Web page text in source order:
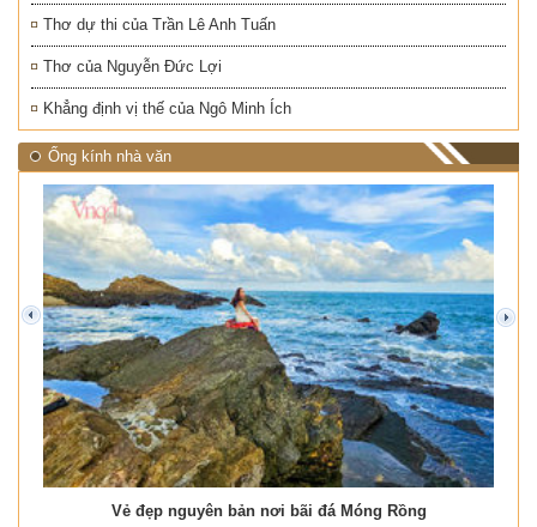
Thơ dự thi của Trần Lê Anh Tuấn
Thơ của Nguyễn Đức Lợi
Khẳng định vị thế của Ngô Minh Ích
Ống kính nhà văn
Vẻ đẹp nguyên bản nơi bãi đá Móng Rồng
prev next